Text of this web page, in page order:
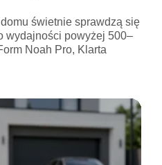
świetnie sprawdzą się
wydajności powyżej 500–
Noah Pro, Klarta